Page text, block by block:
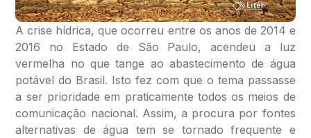
A crise hídrica, que ocorreu entre os anos de 2014 e
2016 no Estado de São Paulo, acendeu a luz
vermelha no que tange ao abastecimento de água
potável do Brasil. Isto fez com que o tema passasse
a ser prioridade em praticamente todos os meios de
comunicação nacional. Assim, a procura por fontes
alternativas de água tem se tornado frequente e